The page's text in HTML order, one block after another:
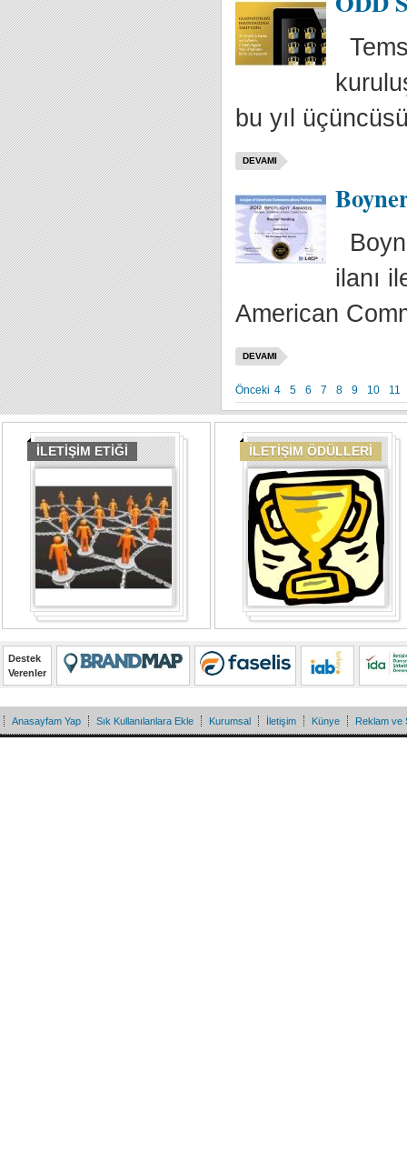
bu yıl
DEVAMI
ilanı
American
DEVAMI
Önceki 4 5 6 7 8 9 10 11
İLETİŞİM ETİĞİ İLETİŞİM ÖDÜLLERİ
Destek
Verenler
Anasayfam Yap Sık Kullanılanlara Ekle Kurumsal İletişim Künye Reklam ve